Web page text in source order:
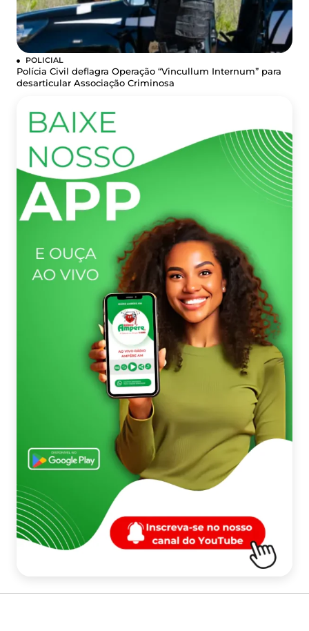
POLICIAL
Polícia Civil deflagra Operação “Vincullum Internum” para
desarticular Associação Criminosa